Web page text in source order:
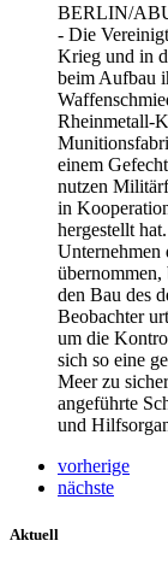
BERLIN/
- Die
Krieg und in
beim Aufbau
Rheinmetall-
einem
nutzen
in
hergestellt
Unternehmen
den Bau des
Beobachter
um die
sich so eine
Meer zu
angeführte
und
vorherige
nächste
Aktuell